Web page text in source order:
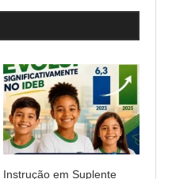
Instrução em Suplente